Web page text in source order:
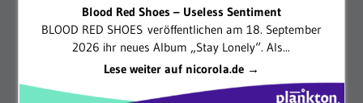
Blood Red Shoes – Useless Sentiment
BLOOD RED SHOES veröffentlichen am 18. September
2026 ihr neues Album „Stay Lonely“. Als...
Lese weiter auf nicorola.de →